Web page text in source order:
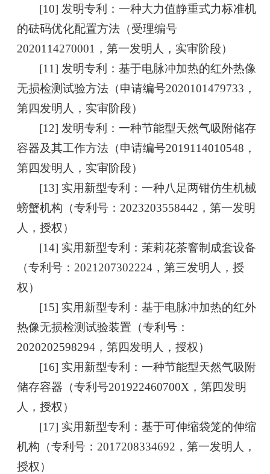
[10] 发明专利：一种大力值静重式力标准机
的砝码优化配置方法（受理编号
2020114270001，第一发明人，实审阶段）
[11] 发明专利：基于电脉冲加热的红外热像
无损检测试验方法（申请编号2020101479733，
第四发明人，实审阶段）
[12] 发明专利：一种节能型天然气吸附储存
容器及其工作方法（申请编号2019114010548，
第四发明人，实审阶段）
[13] 实用新型专利：一种八足两钳仿生机械
螃蟹机构（专利号：2023203558442，第一发明
人，授权）
[14] 实用新型专利：茉莉花茶窨制成套设备
（专利号：2021207302224，第三发明人，授
权）
[15] 实用新型专利：基于电脉冲加热的红外
热像无损检测试验装置（专利号：
2020202598294，第四发明人，授权）
[16] 实用新型专利：一种节能型天然气吸附
储存容器（专利号201922460700X，第四发明
人，授权）
[17] 实用新型专利：基于可伸缩袋笼的伸缩
机构（专利号：2017208334692，第一发明人，
授权）